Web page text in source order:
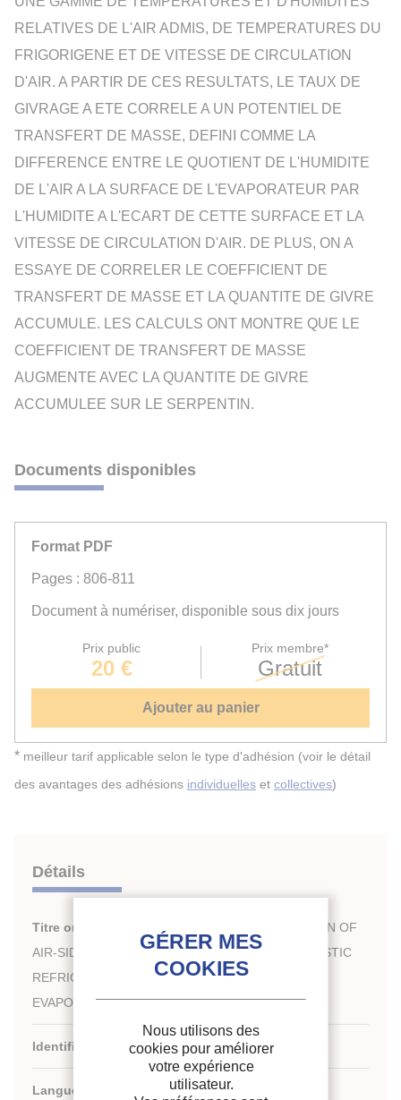
RELATIVES DE L'AIR ADMIS, DE TEMPERATURES DU
FRIGORIGENE ET DE VITESSE DE CIRCULATION
D'AIR. A PARTIR DE CES RESULTATS, LE TAUX DE
GIVRAGE A ETE CORRELE A UN POTENTIEL DE
TRANSFERT DE MASSE, DEFINI COMME LA
DIFFERENCE ENTRE LE QUOTIENT DE L'HUMIDITE
DE L'AIR A LA SURFACE DE L'EVAPORATEUR PAR
L'HUMIDITE A L'ECART DE CETTE SURFACE ET LA
VITESSE DE CIRCULATION D'AIR. DE PLUS, ON A
ESSAYE DE CORRELER LE COEFFICIENT DE
TRANSFERT DE MASSE ET LA QUANTITE DE GIVRE
ACCUMULE. LES CALCULS ONT MONTRE QUE LE
COEFFICIENT DE TRANSFERT DE MASSE
AUGMENTE AVEC LA QUANTITE DE GIVRE
ACCUMULEE SUR LE SERPENTIN.
Documents disponibles
Format PDF
Pages : 806-811
Document à numériser, disponible sous dix jours
Prix public
20 €
Prix membre*
Gratuit
Ajouter au panier
* meilleur tarif applicable selon le type d'adhésion (voir le détail
des avantages des adhésions individuelles et collectives)
Détails
Titre original :
AN EXPERIMENTAL INVESTIGATION OF
AIR-SIDE HEAT AND MASS TRANSFER ON DOMESTIC
REFRIGERATOR-FREEZER FINNED-TUBE
EVAPORATORS.
Identifiant de la fiche :1992-2233
Langues :
Nous utilisons des
cookies pour améliorer
votre expérience
utilisateur.